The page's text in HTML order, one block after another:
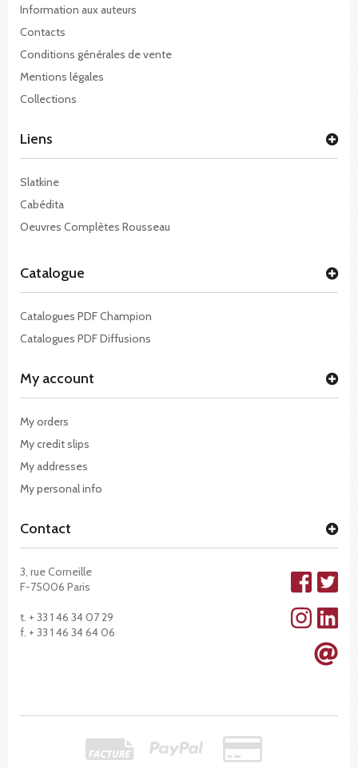
Information aux auteurs
Contacts
Conditions générales de vente
Mentions légales
Collections
Liens
Slatkine
Cabédita
Oeuvres Complètes Rousseau
Catalogue
Catalogues PDF Champion
Catalogues PDF Diffusions
My account
My orders
My credit slips
My addresses
My personal info
Contact
3, rue Corneille
F-75006 Paris
t. + 33 1 46 34 07 29
f. + 33 1 46 34 64 06